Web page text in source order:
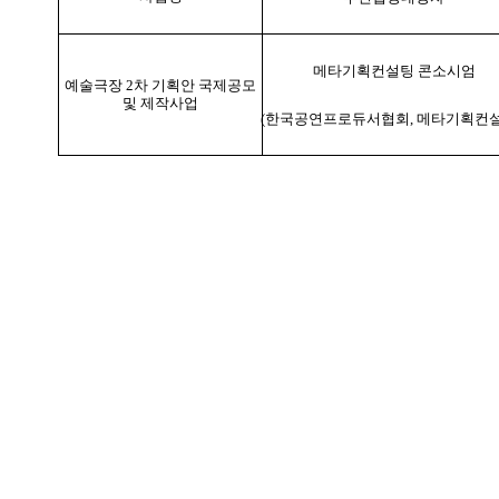
예술극장 2차 기획안 국제공모
및 제작사업
메타기획컨설팅 콘소시엄
(한국공연프로듀서협회, 메타기획컨